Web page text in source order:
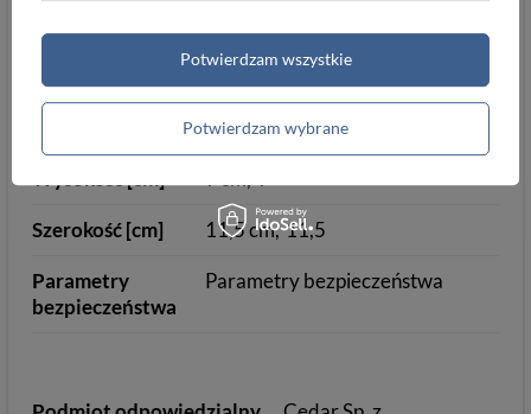
Wymiary
Wysokość
1 cm
Szerokość [cm] 11,5 cm 11,5
Parametry
bezpieczeństwa
Parametry bezpieczeństwa
Potwierdzam wybrane
Potwierdzam wszystkie